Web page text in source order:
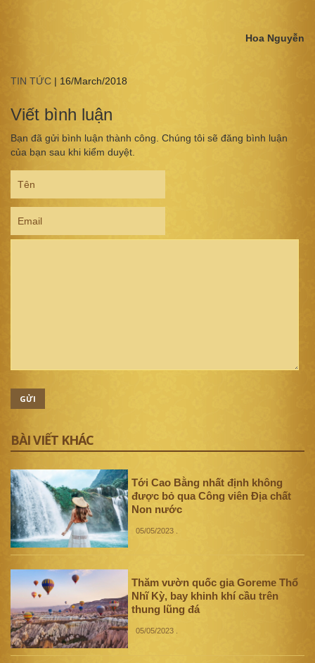
Hoa Nguyễn
TIN TỨC | 16/March/2018
Viết bình luận
Bạn đã gửi bình luận thành công. Chúng tôi sẽ đăng bình luận
của bạn sau khi kiểm duyệt.
GỬI
BÀI VIẾT KHÁC
Tới Cao Bằng nhất định không
được bỏ qua Công viên Địa chất
Non nước
05/05/2023
Thăm vườn quốc gia Goreme Thổ
Nhĩ Kỳ, bay khinh khí cầu trên
thung lũng đá
05/05/2023